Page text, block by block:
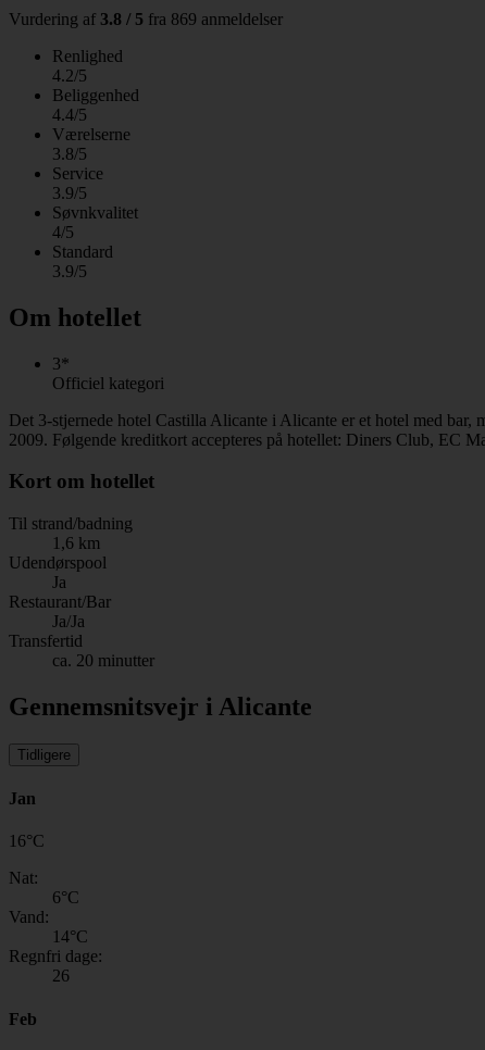
Vurdering af 3.8 / 5 fra 869 anmeldelser
Renlighed
4.2/5
Beliggenhed
4.4/5
Værelserne
3.8/5
Service
3.9/5
Søvnkvalitet
4/5
Standard
3.9/5
Om hotellet
3*
Officiel kategori
Det 3-stjernede hotel Castilla Alicante i Alicante er et hotel med
2009. Følgende kreditkort accepteres på hotellet: Diners Club, EC
Kort om hotellet
Til strand/badning
1,6 km
Udendørspool
Ja
Restaurant/Bar
Ja/Ja
Transfertid
ca. 20 minutter
Gennemsnitsvejr i Alicante
Tidligere
Jan
16°C
Nat:
6°C
Vand:
14°C
Regnfri dage:
26
Feb